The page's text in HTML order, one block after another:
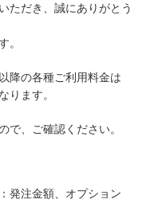
ただき、誠にありがとう
。
降の各種ご利用料金は
ります。
で、ご確認ください。
発注金額、オプション